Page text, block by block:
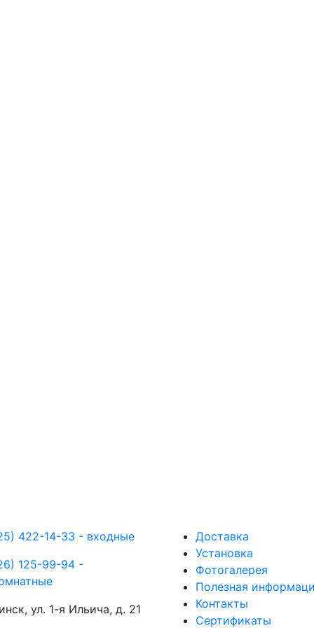
422-14-33 - входные
125-99-94 -
ул. 1-я Ильича, д. 21
Доставка
Установка
Фотогалерея
Полезная
Контакты
Сертификаты